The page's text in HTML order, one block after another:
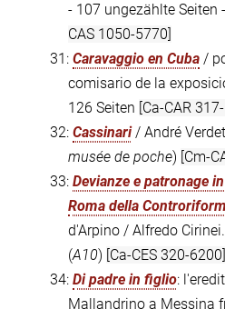
- 107 ungezählte Seiten
CAS 1050-5770]
31: Caravaggio en Cuba /
comisario de la
126 Seiten [Ca-CAR
32: Cassinari/ André
musée de poche) [Cm-
33: Devianze e patronage
Roma della
d'Arpino / Alfredo
(A10) [Ca-CES 320-6200]
34: Di padre in figlio:
Mallandrino a Messina